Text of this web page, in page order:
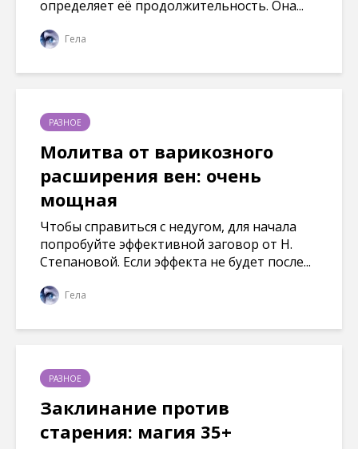
определяет её продолжительность. Она...
Гела
РАЗНОЕ
Молитва от варикозного
расширения вен: очень
мощная
Чтобы справиться с недугом, для начала
попробуйте эффективной заговор от Н.
Степановой. Если эффекта не будет после...
Гела
РАЗНОЕ
Заклинание против
старения: магия 35+